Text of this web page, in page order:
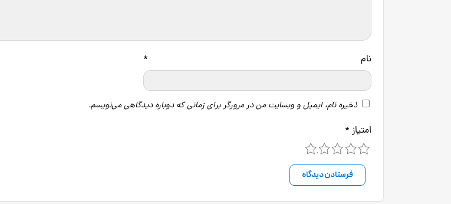
نام *
ذخیره نام، ایمیل و وبسایت من در مرورگر برای زمانی که دوباره دیدگاهی می‌نویسم.
امتیاز *
4 3 2 1